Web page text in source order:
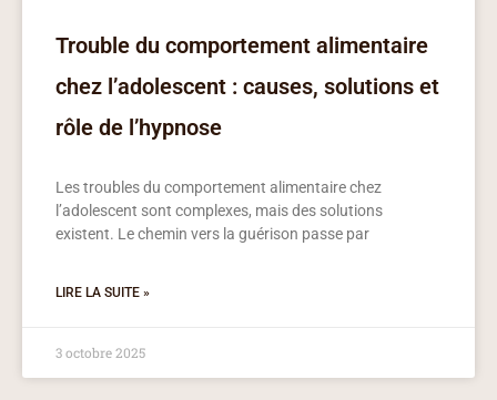
Trouble du comportement alimentaire
chez l’adolescent : causes, solutions et
rôle de l’hypnose
Les troubles du comportement alimentaire chez
l’adolescent sont complexes, mais des solutions
existent. Le chemin vers la guérison passe par
LIRE LA SUITE »
3 octobre 2025